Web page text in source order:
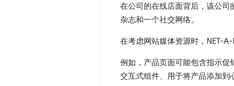
在公司的在线店面背后，该公
杂志和一个社交网络。
在考虑网站媒体资源时，NET-
例如，产品页面可能包含指示
交互式组件、用于将产品添加到